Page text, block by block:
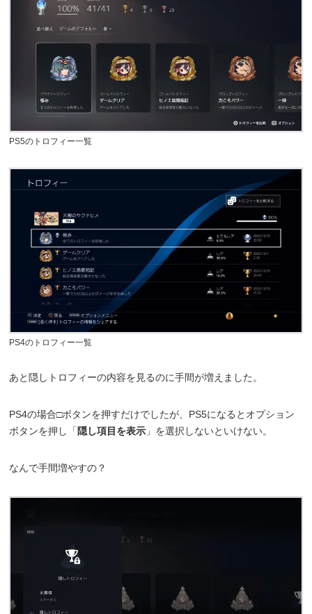
PS5のトロフィー一覧
PS4のトロフィー一覧
あと隠しトロフィーの内容を見るのに手間が増えました。
PS4の場合□ボタンを押すだけでしたが、PS5になるとオプション
ボタンを押し「 隠し項目を表示 」を選択しないといけない。
なんで手間増やすの？